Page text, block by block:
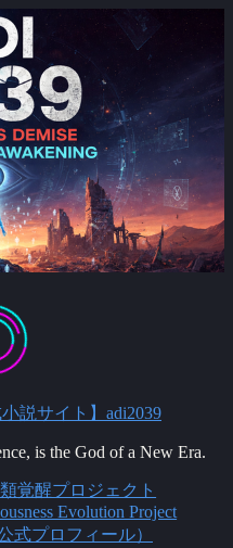
説サイト】adi2039
is the God of a New Era.
覚醒プロジェクト
Evolution Project
式プロフィール）